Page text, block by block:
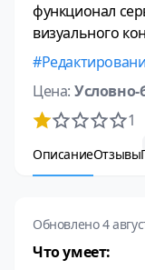
функционал
визуального
Цена: Условно-
1
ОписаниеОтзывы
Обновлено 4
Что умеет: